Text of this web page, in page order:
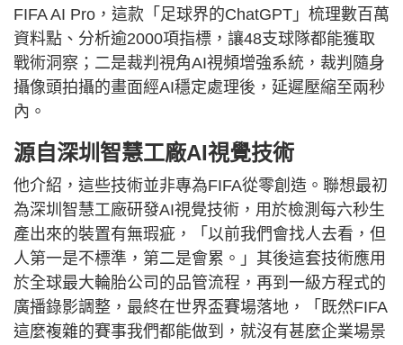
FIFA AI Pro，這款「足球界的ChatGPT」梳理數百萬
資料點、分析逾2000項指標，讓48支球隊都能獲取
戰術洞察；二是裁判視角AI視頻增強系統，裁判隨身
攝像頭拍攝的畫面經AI穩定處理後，延遲壓縮至兩秒
內。
源自深圳智慧工廠AI視覺技術
他介紹，這些技術並非專為FIFA從零創造。聯想最初
為深圳智慧工廠研發AI視覺技術，用於檢測每六秒生
產出來的裝置有無瑕疵，「以前我們會找人去看，但
人第一是不標準，第二是會累。」其後這套技術應用
於全球最大輪胎公司的品管流程，再到一級方程式的
廣播錄影調整，最終在世界盃賽場落地，「既然FIFA
這麼複雜的賽事我們都能做到，就沒有甚麼企業場景